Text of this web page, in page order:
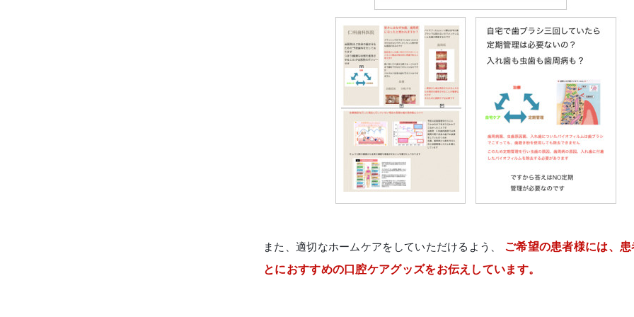
また、適切なホームケアをしていただけるよう、 ご希望の患者様には、
とにおすすめの口腔ケアグッズをお伝えしています。